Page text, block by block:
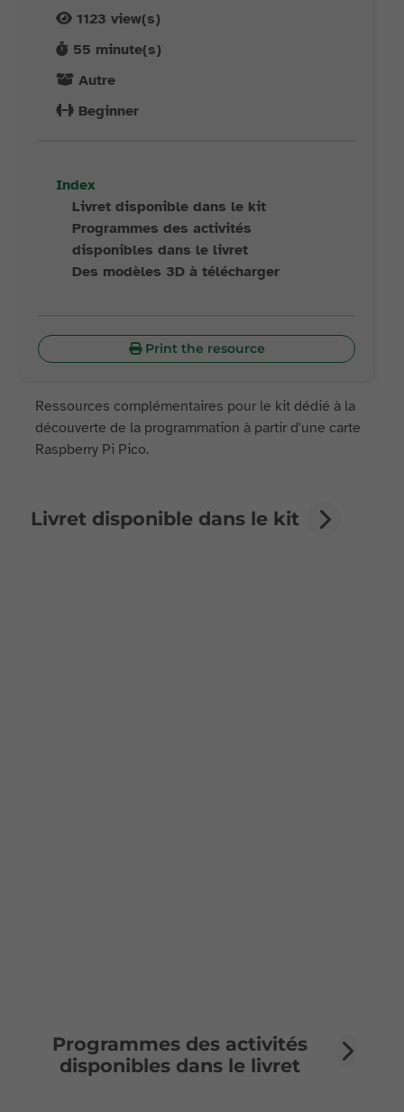
1123 view(s)
55 minute(s)
Autre
Beginner
Index
Livret disponible dans le kit
Programmes des activités
disponibles dans le livret
Des modèles 3D à télécharger
Print the resource
Ressources complémentaires pour le kit dédié à la
découverte de la programmation à partir d'une carte
Raspberry Pi Pico.
Livret disponible dans le kit
Programmes des activités
disponibles dans le livret